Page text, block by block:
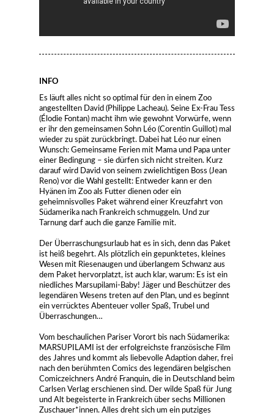
INFO
Es läuft alles nicht so optimal für den in einem Zoo
angestellten David (Philippe Lacheau). Seine Ex-Frau Tess
(Élodie Fontan) macht ihm wie gewohnt Vorwürfe, wenn
er ihr den gemeinsamen Sohn Léo (Corentin Guillot) mal
wieder zu spät zurückbringt. Dabei hat Léo nur einen
Wunsch: Gemeinsame Ferien mit Mama und Papa unter
einer Bedingung – sie dürfen sich nicht streiten. Kurz
darauf wird David von seinem zwielichtigen Boss (Jean
Reno) vor die Wahl gestellt: Entweder kann er den
Hyänen im Zoo als Futter dienen oder ein
geheimnisvolles Paket während einer Kreuzfahrt von
Südamerika nach Frankreich schmuggeln. Und zur
Tarnung darf auch die ganze Familie mit.
Der Überraschungsurlaub hat es in sich, denn das Paket
ist heiß begehrt. Als plötzlich ein gepunktetes, kleines
Wesen mit Riesenaugen und überlangem Schwanz aus
dem Paket hervorplatzt, ist auch klar, warum: Es ist ein
niedliches Marsupilami-Baby! Jäger und Beschützer des
legendären Wesens treten auf den Plan, und es beginnt
ein verrücktes Abenteuer voller Spaß, Trubel und
Überraschungen…
Vom beschaulichen Pariser Vorort bis nach Südamerika:
MARSUPILAMI ist der erfolgreichste französische Film
des Jahres und kommt als liebevolle Adaption daher, frei
nach den berühmten Comics des legendären belgischen
Comiczeichners André Franquin, die in Deutschland beim
Carlsen Verlag erschienen sind. Der wilde Spaß für Jung
und Alt begeisterte in Frankreich über sechs Millionen
Zuschauer*innen. Alles dreht sich um ein putziges